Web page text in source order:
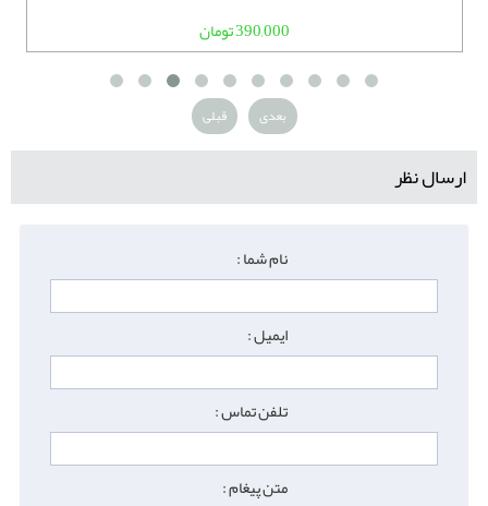
390,000 تومان
قبلی بعدی
ارسال نظر
نام شما :
ایمیل :
تلفن تماس :
متن پیغام :